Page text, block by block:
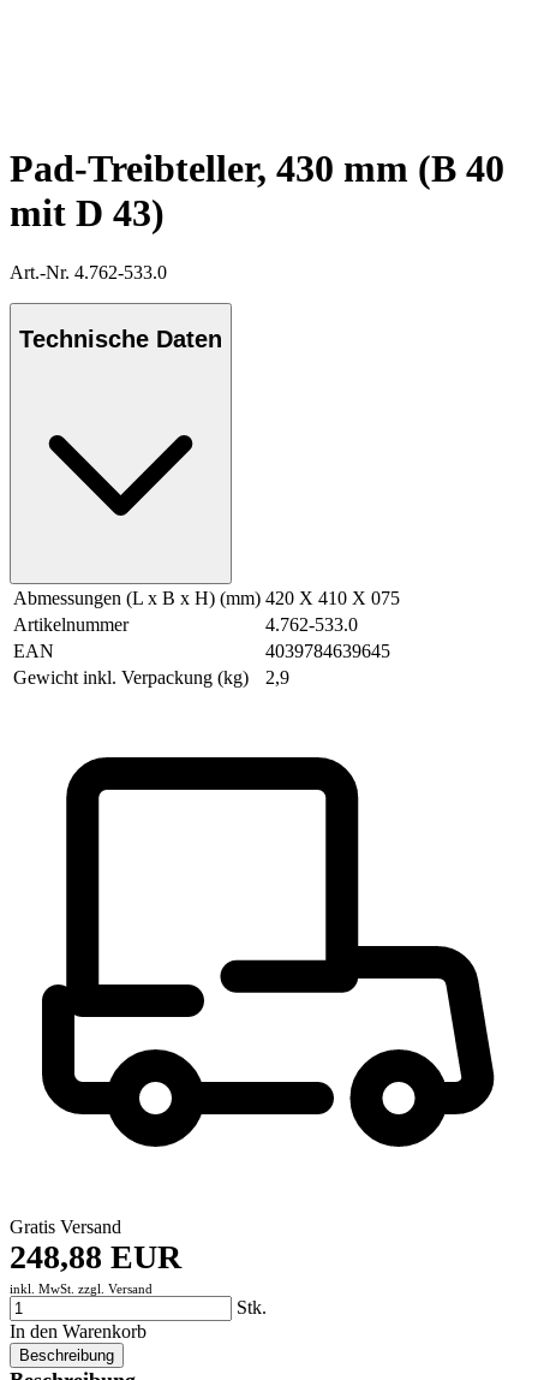
Pad-Treibteller, 430 mm (B 40
mit D 43)
Art.-Nr. 4.762-533.0
Technische Daten
Abmessungen (L x B x H) (mm) 420 X 410 X 075
Artikelnummer
4.762-533.0
EAN
4039784639645
Gewicht inkl. Verpackung (kg)
2,9
Gratis Versand
248,88 EUR
inkl. MwSt. zzgl. Versand
Stk.
In den Warenkorb
Beschreibung